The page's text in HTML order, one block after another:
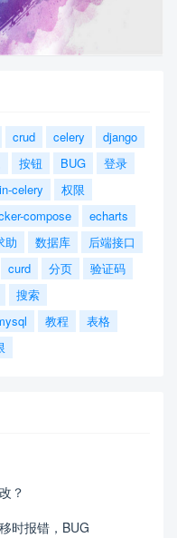
crud celery
django
按钮 BUG
登录
celery
权限
compose
echarts
助 数据库
后端接口
curd 分页
验证码
搜索
教程
表格
？
时报错，BUG